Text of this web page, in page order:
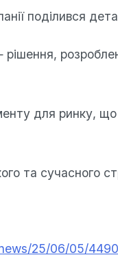
поділився
для ринку,
та сучасного
25/06/05/